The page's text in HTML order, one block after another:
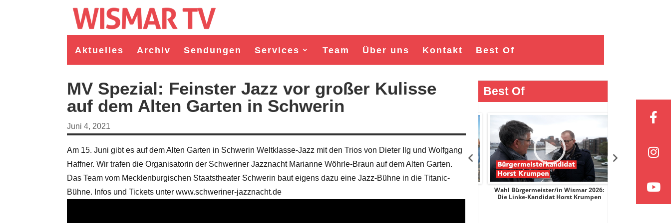
Aktuelles Archiv Sendungen Services Team Über uns Kontakt Best Of
MV Spezial: Feinster Jazz vor großer Kulisse
auf dem Alten Garten in Schwerin
Juni 4, 2021
Am 15. Juni gibt es auf dem Alten Garten in Schwerin Weltklasse-Jazz mit den Trios von Dieter Ilg und Wolfgang
Haffner. Wir trafen die Organisatorin der Schweriner Jazznacht Marianne Wöhrle-Braun auf dem Alten Garten.
Das Team vom Mecklenburgischen Staatstheater Schwerin baut eigens dazu eine Jazz-Bühne in die Titanic-
Bühne. Infos und Tickets unter www.schweriner-jazznacht.de
Best Of
in Wismar 2026:
"Bürger für Wismar"
Wahl Bürgermeister/in Wismar 2026:
unabhängiger Kandidat Christian
Wahl Bürgermeister/in Wismar 2026:
BSW-Kandidat Nils Jörn
Wahl Bürgermeister/in Wismar 2026:
Die Linke-Kandidat Horst Krumpen
Wahl